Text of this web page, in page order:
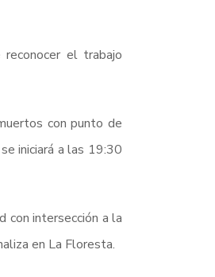
el trabajo
con punto de
iniciará a las 19:30
con intersección a la
en La Floresta.